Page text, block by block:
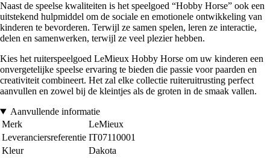
Naast de speelse kwaliteiten is het speelgoed “Hobby Horse” ook een
uitstekend hulpmiddel om de sociale en emotionele ontwikkeling van
kinderen te bevorderen. Terwijl ze samen spelen, leren ze interactie,
delen en samenwerken, terwijl ze veel plezier hebben.
Kies het ruiterspeelgoed LeMieux Hobby Horse om uw kinderen een
onvergetelijke speelse ervaring te bieden die passie voor paarden en
creativiteit combineert. Het zal elke collectie ruiteruitrusting perfect
aanvullen en zowel bij de kleintjes als de groten in de smaak vallen.
Aanvullende informatie
Merk
LeMieux
Leveranciersreferentie IT07110001
Kleur
Dakota